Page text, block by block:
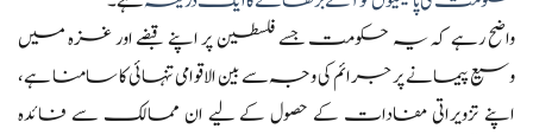
واضح رہے کہ یہ حکومت جسے فلسطین پر اپنے قبضے اور غزہ میں
وسیع پیمانے پر جرائم کی وجہ سے بین الاقوامی تنہائی کا سامنا ہے،
اپنے تزویراتی مفادات کے حصول کے لیے ان ممالک سے فائدہ